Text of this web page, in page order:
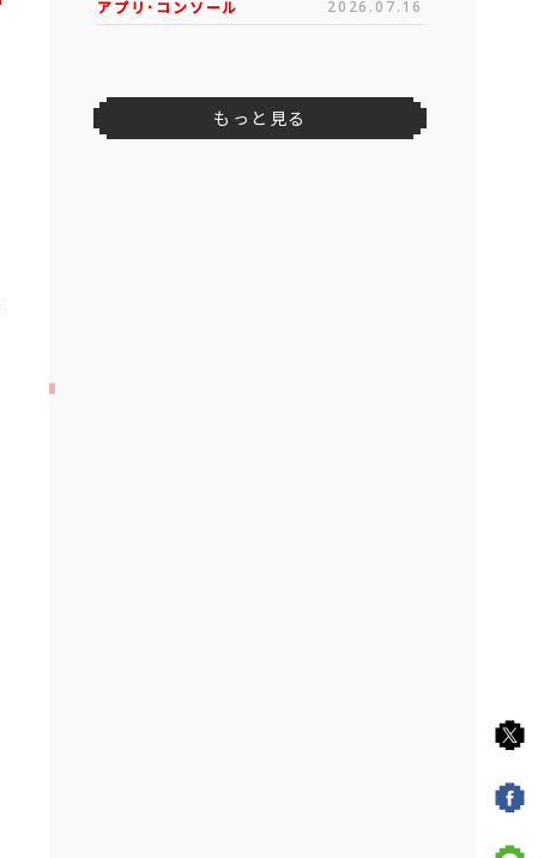
アプリ･コンソール 2026.07.16
もっと見る